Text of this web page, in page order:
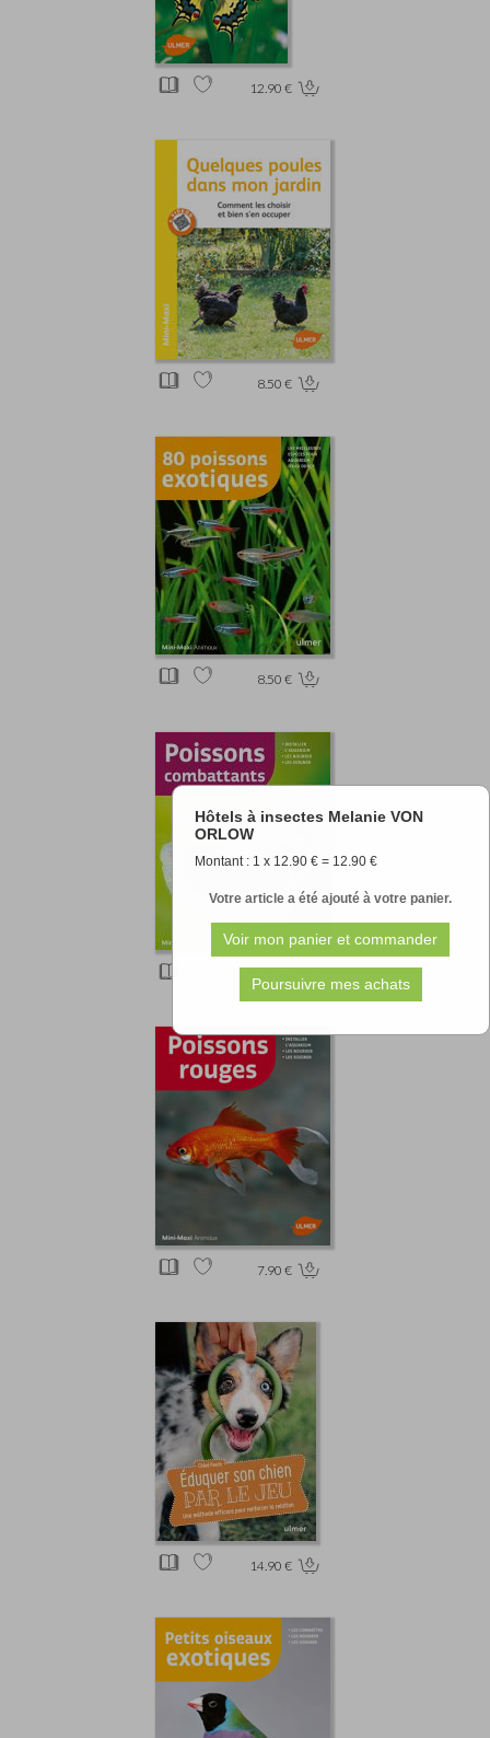
Hôtels à insectes Melanie VON
ORLOW
Montant : 1 x 12.90 € = 12.90 €
Votre article a été ajouté à votre panier.
12.90 €
8.50 €
8.50 €
7.90 €
14.90 €